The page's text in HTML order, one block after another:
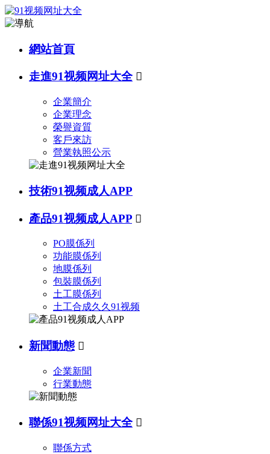
網站首頁
走進91视频网址大全 
企業簡介
企業理念
榮譽資質
客戶來訪
營業執照公示
技術91视频成人APP
產品91视频成人APP 
PO膜係列
功能膜係列
地膜係列
包裝膜係列
土工膜係列
土工合成久久91视频
新聞動態 
企業新聞
行業動態
聯係91视频网址大全 
聯係方式